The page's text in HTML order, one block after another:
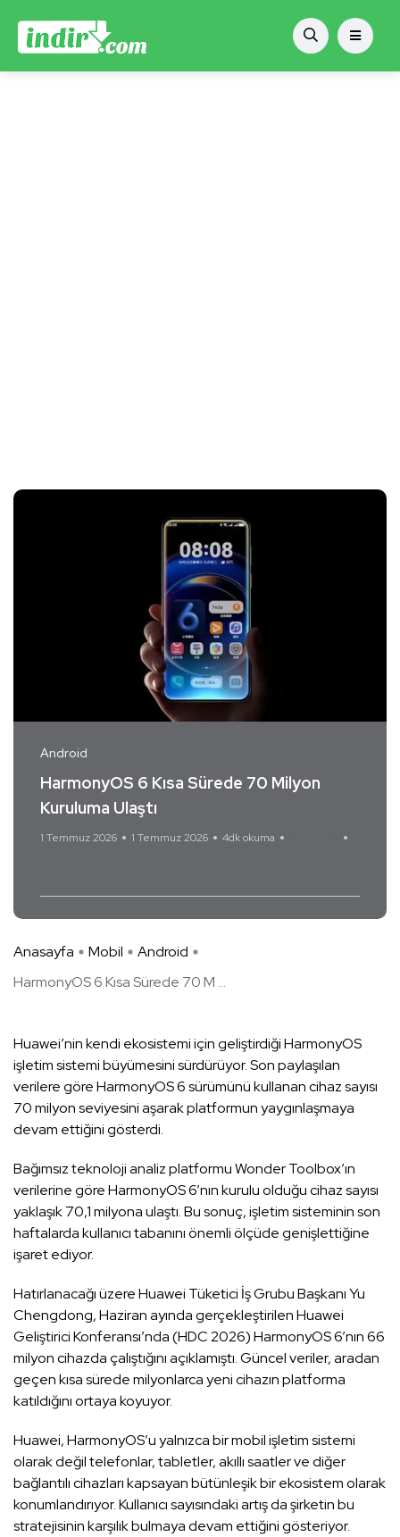
Android
HarmonyOS 6 Kısa Sürede 70 Milyon
Kuruluma Ulaştı
1 Temmuz 2026 1 Temmuz 2026 4dk okuma
Anasayfa Mobil
Android
HarmonyOS 6 Kısa Sürede 70 M ...
Huawei’nin kendi ekosistemi için geliştirdiği HarmonyOS
işletim sistemi büyümesini sürdürüyor. Son paylaşılan
verilere göre HarmonyOS 6 sürümünü kullanan cihaz sayısı
70 milyon seviyesini aşarak platformun yaygınlaşmaya
devam ettiğini gösterdi.
Bağımsız teknoloji analiz platformu Wonder Toolbox’ın
verilerine göre HarmonyOS 6’nın kurulu olduğu cihaz sayısı
yaklaşık 70,1 milyona ulaştı. Bu sonuç, işletim sisteminin son
haftalarda kullanıcı tabanını önemli ölçüde genişlettiğine
işaret ediyor.
Hatırlanacağı üzere Huawei Tüketici İş Grubu Başkanı Yu
Chengdong, Haziran ayında gerçekleştirilen Huawei
Geliştirici Konferansı’nda (HDC 2026) HarmonyOS 6’nın 66
milyon cihazda çalıştığını açıklamıştı. Güncel veriler, aradan
geçen kısa sürede milyonlarca yeni cihazın platforma
katıldığını ortaya koyuyor.
Huawei, HarmonyOS’u yalnızca bir mobil işletim sistemi
olarak değil telefonlar, tabletler, akıllı saatler ve diğer
bağlantılı cihazları kapsayan bütünleşik bir ekosistem olarak
konumlandırıyor. Kullanıcı sayısındaki artış da şirketin bu
stratejisinin karşılık bulmaya devam ettiğini gösteriyor.